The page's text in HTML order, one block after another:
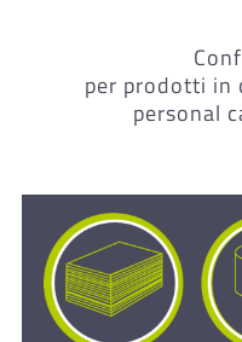
per prodotti in
personal